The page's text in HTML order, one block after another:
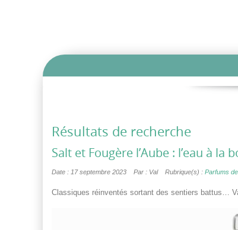
Résultats de recherche
Salt et Fougère l’Aube : l’eau à la
Date : 17 septembre 2023 Par : Val Rubrique(s) : Parfums
Classiques réinventés sortant des sentiers battus…